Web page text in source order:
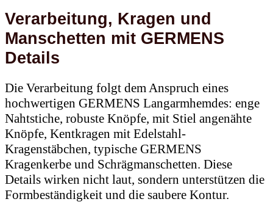
Verarbeitung, Kragen und
Manschetten mit GERMENS
Details
Die Verarbeitung folgt dem Anspruch eines
hochwertigen GERMENS Langarmhemdes: enge
Nahtstiche, robuste Knöpfe, mit Stiel angenähte
Knöpfe, Kentkragen mit Edelstahl-
Kragenstäbchen, typische GERMENS
Kragenkerbe und Schrägmanschetten. Diese
Details wirken nicht laut, sondern unterstützen die
Formbeständigkeit und die saubere Kontur.